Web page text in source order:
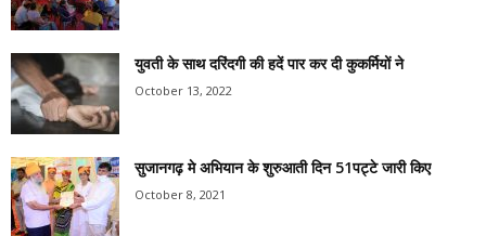
युवती के साथ दरिंदगी की हदें पार कर दी कुकर्मियों ने
October 13, 2022
सुजानगढ़ मे अभियान के शुरुआती दिन 51पट्टे जारी किए
October 8, 2021